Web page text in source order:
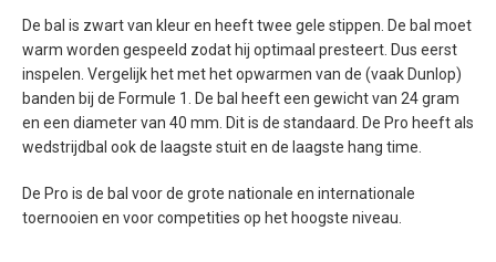
De bal is zwart van kleur en heeft twee gele stippen. De bal moet
warm worden gespeeld zodat hij optimaal presteert. Dus eerst
inspelen. Vergelijk het met het opwarmen van de (vaak Dunlop)
banden bij de Formule 1. De bal heeft een gewicht van 24 gram
en een diameter van 40 mm. Dit is de standaard. De Pro heeft als
wedstrijdbal ook de laagste stuit en de laagste hang time.
De Pro is de bal voor de grote nationale en internationale
toernooien en voor competities op het hoogste niveau.